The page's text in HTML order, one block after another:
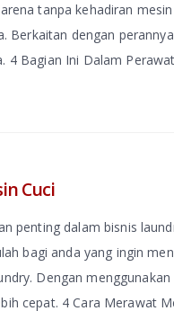
tanpa kehadiran
dengan
4 Bagian Ini Dalam
Cuci
penting dalam bisnis
bagi anda yang ingin
Dengan
cepat. 4 Cara Merawat